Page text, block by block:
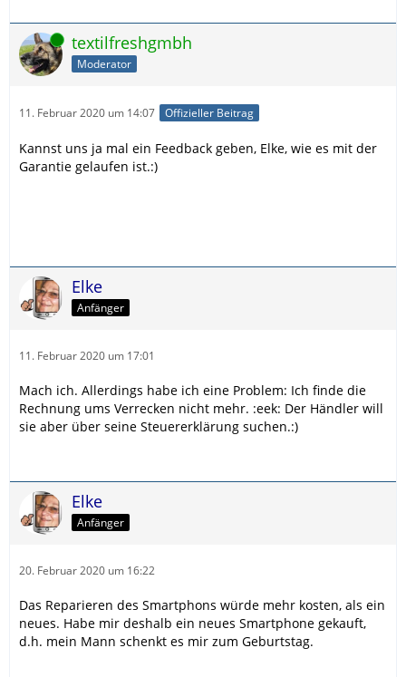
Online textilfreshgmbh
Moderator
11. Februar 2020 um 14:07 Offizieller Beitrag
Kannst uns ja mal ein Feedback geben, Elke, wie es mit der
Garantie gelaufen ist.:)
Elke
Anfänger
11. Februar 2020 um 17:01
Mach ich. Allerdings habe ich eine Problem: Ich finde die
Rechnung ums Verrecken nicht mehr. :eek: Der Händler will
sie aber über seine Steuererklärung suchen.:)
Elke
Anfänger
20. Februar 2020 um 16:22
Das Reparieren des Smartphons würde mehr kosten, als ein
neues. Habe mir deshalb ein neues Smartphone gekauft,
d.h. mein Mann schenkt es mir zum Geburtstag.